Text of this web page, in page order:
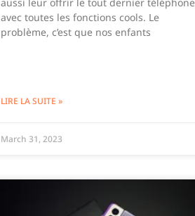
avec toutes les fonctions cools. Le
problème, c’est que nos enfants
LIRE LA SUITE »
March 31, 2023